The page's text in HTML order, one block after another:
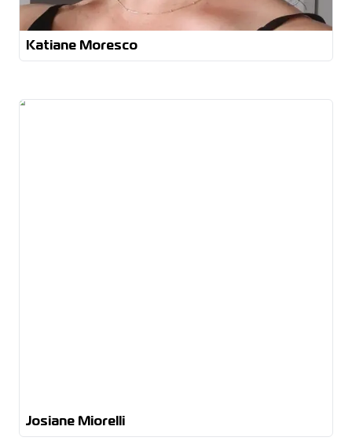
Katiane Moresco
Josiane Miorelli